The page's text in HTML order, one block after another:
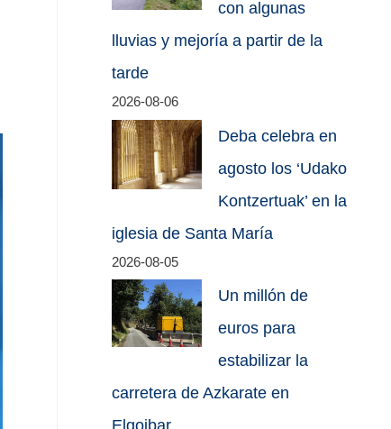
con algunas
lluvias y mejoría a partir de la
tarde
2026-08-06
Deba celebra en
agosto los ‘Udako
Kontzertuak’ en la
iglesia de Santa María
2026-08-05
Un millón de
euros para
estabilizar la
carretera de Azkarate en